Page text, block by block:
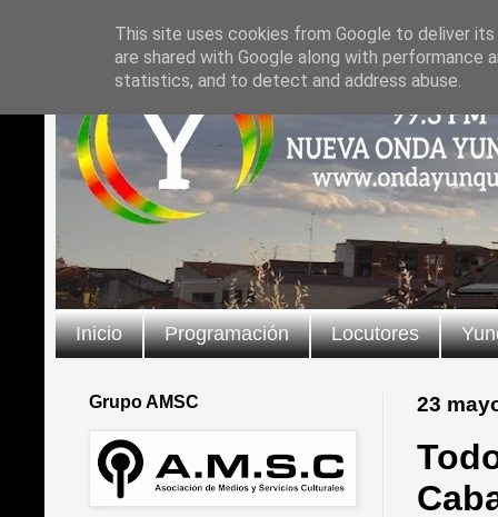
Inicio Programación Locutores
23
Grupo AMSC
This site uses cookies from Google to deliver
are shared with Google along with
statistics, and to detect and address abuse.